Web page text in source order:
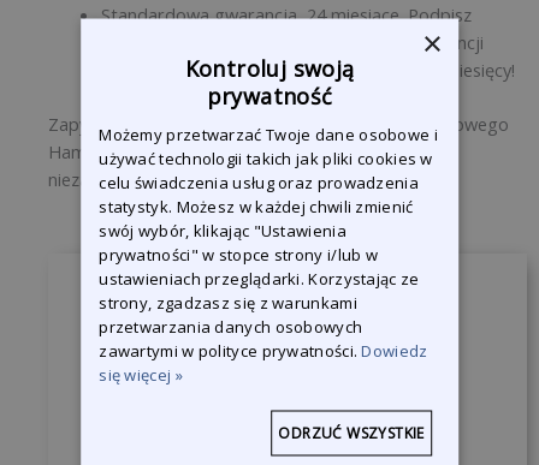
Standardowa gwarancja 24 miesiące. Podpisz
kontrakt serwisowy Hamach, a okres gwarancji
zostanie przedłużony maksymalnie do 120 miesięcy!
Zapytaj nas o szczegóły i warunki kontraktu serwisowego
Hamach. Wybierz Hamach a wybierzesz trwałe i
niezawodne.
Zapytaj o produkt
Jesteśmy do Państwa dyspozycji, żeby
odpowiedzieć na wszystkie pytania.
Skontaktuj się z nami
×
Kontroluj swoją
prywatność
Możemy przetwarzać Twoje dane osobowe i
używać technologii takich jak pliki cookies w
celu świadczenia usług oraz prowadzenia
statystyk. Możesz w każdej chwili zmienić
swój wybór, klikając "Ustawienia
prywatności" w stopce strony i/lub w
ustawieniach przeglądarki. Korzystając ze
strony, zgadzasz się z warunkami
przetwarzania danych osobowych
zawartymi w polityce prywatności.Dowiedz
się więcej »
ODRZUĆ WSZYSTKIE